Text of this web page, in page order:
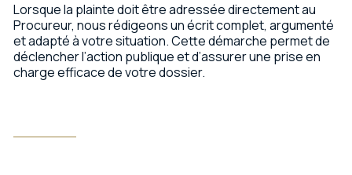
Lorsque la plainte doit être adressée directement au
Procureur, nous rédigeons un écrit complet, argumenté
et adapté à votre situation. Cette démarche permet de
déclencher l’action publique et d’assurer une prise en
charge efficace de votre dossier.